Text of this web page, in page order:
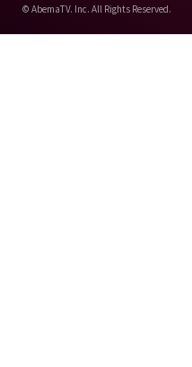
© AbemaTV. Inc. All Rights Reserved.